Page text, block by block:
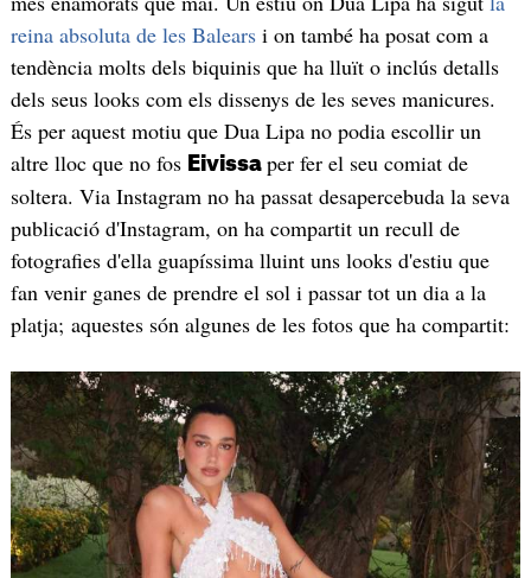
reina absoluta de les Balearsi on també ha posat com a
tendència molts dels biquinis que ha lluït o inclús detalls
dels seus looks com els dissenys de les seves manicures.
És per aquest motiu que Dua Lipa no podia escollir un
altre lloc que no fos Eivissa per fer el seu comiat de
soltera. Via Instagram no ha passat desapercebuda la seva
publicació d'Instagram, on ha compartit un recull de
fotografies d'ella guapíssima lluint uns looks d'estiu que
fan venir ganes de prendre el sol i passar tot un dia a la
platja; aquestes són algunes de les fotos que ha compartit: